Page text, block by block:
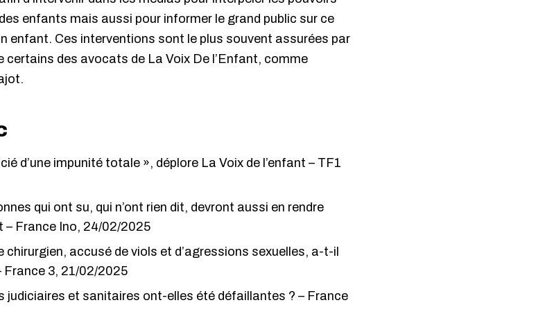
enfants mais aussi pour informer le grand public sur ce
enfant. Ces interventions sont le plus souvent assurées par
certains des avocats de La Voix De l’Enfant, comme
d’une impunité totale », déplore La Voix de l’enfant – TF1
qui ont su, qui n’ont rien dit, devront aussi en rendre
– France Ino, 24/02/2025
accusé de viols et d’agressions sexuelles, a-t-il
France 3, 21/02/2025
judiciaires et sanitaires ont-elles été défaillantes ? – France